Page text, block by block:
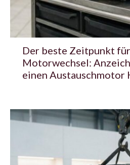
Der beste Zeitpunkt
Motorwechsel:
einen Austauschmotor